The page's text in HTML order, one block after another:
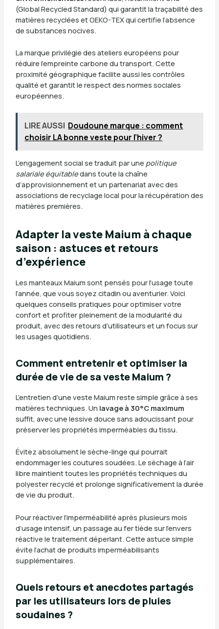
(Global Recycled Standard) qui garantit la traçabilité des
matières recyclées et OEKO-TEX qui certifie l’absence
de substances nocives.
La marque privilégie des ateliers européens pour
réduire l’empreinte carbone du transport. Cette
proximité géographique facilite aussi les contrôles
qualité et garantit le respect des normes sociales
européennes.
LIRE AUSSI Doudoune marque : comment
choisir LA bonne veste pour l’hiver ?
L’engagement social se traduit par une politique
salariale équitabledans toute la chaîne
d’approvisionnement et un partenariat avec des
associations de recyclage local pour la récupération des
matières premières.
Adapter la veste Maium à chaque
saison : astuces et retours
d’expérience
Les manteaux Maium sont pensés pour l’usage toute
l’année, que vous soyez citadin ou aventurier. Voici
quelques conseils pratiques pour optimiser votre
confort et profiter pleinement de la modularité du
produit, avec des retours d’utilisateurs et un focus sur
les usages quotidiens.
Comment entretenir et optimiser la
durée de vie de sa veste Maium ?
L’entretien d’une veste Maium reste simple grâce à ses
matières techniques. Un lavage à 30°C maximum
suffit, avec une lessive douce sans adoucissant pour
préserver les propriétés imperméables du tissu.
Évitez absolument le sèche-linge qui pourrait
endommager les coutures soudées. Le séchage à l’air
libre maintient toutes les propriétés techniques du
polyester recyclé et prolonge significativement la durée
de vie du produit.
Pour réactiver l’imperméabilité après plusieurs mois
d’usage intensif, un passage au fer tiède sur l’envers
réactive le traitement déperlant. Cette astuce simple
évite l’achat de produits imperméabilisants
supplémentaires.
Quels retours et anecdotes partagés
par les utilisateurs lors de pluies
soudaines ?